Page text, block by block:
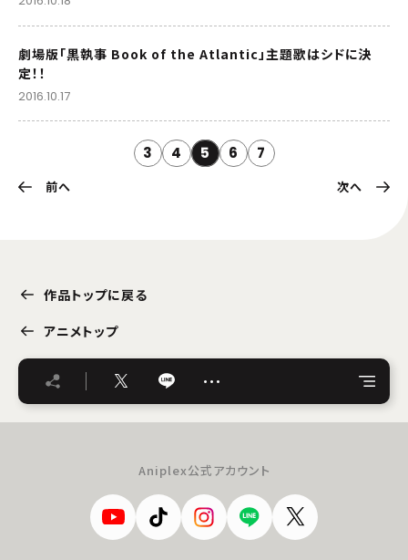
劇場版「黒執事 Book of the Atlantic」主題歌はシドに決
定！！
2016.10.17
3 4 5 6 7
前へ 次へ
作品トップに戻る
アニメトップ
…
Aniplex公式アカウント